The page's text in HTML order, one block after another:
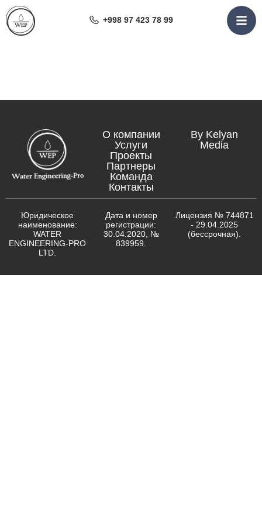
+998 97 423 78 99
О компании
Услуги
Проекты
Партнеры
Команда
Контакты
By Kelyan
Media
Юридическое
наименование:
WATER
ENGINEERING-PRO
LTD.
Дата и номер
регистрации:
30.04.2020, №
839959.
Лицензия № 744871
- 29.04.2025
(бессрочная).